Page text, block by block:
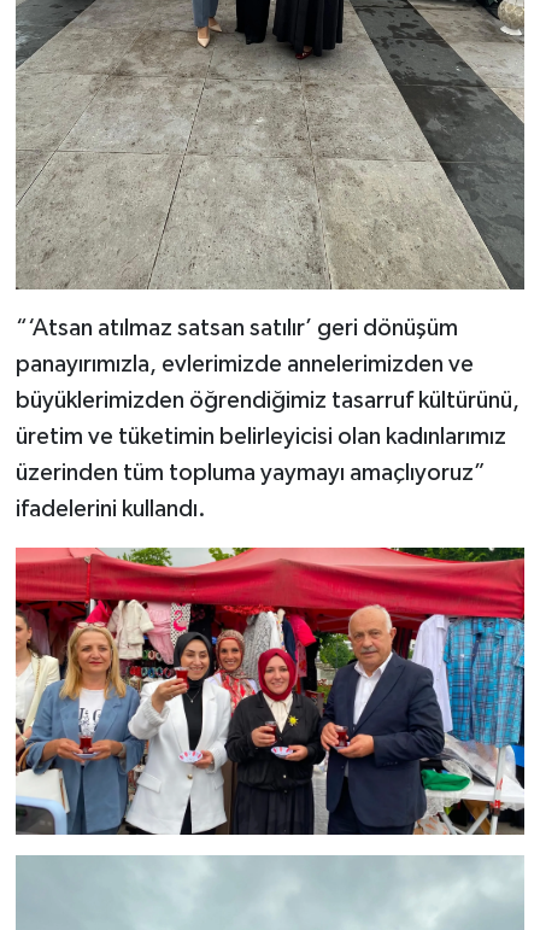
“‘Atsan atılmaz satsan satılır’ geri dönüşüm
panayırımızla, evlerimizde annelerimizden ve
büyüklerimizden öğrendiğimiz tasarruf kültürünü,
üretim ve tüketimin belirleyicisi olan kadınlarımız
üzerinden tüm topluma yaymayı amaçlıyoruz”
ifadelerini kullandı.